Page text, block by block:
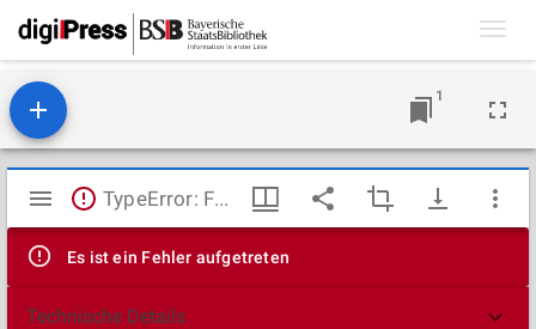
1
Mirador
Viewer
TypeError: Failed to fetch
Es ist ein Fehler aufgetreten
Technische Details